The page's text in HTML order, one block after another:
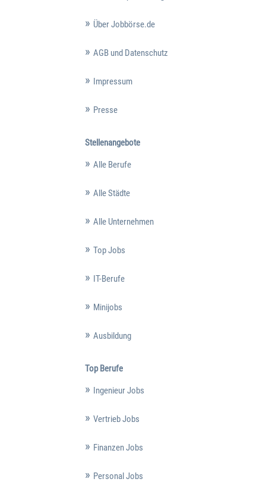
Über Jobbörse.de
AGB und Datenschutz
Impressum
Presse
Stellenangebote
Alle Berufe
Alle Städte
Alle Unternehmen
Top Jobs
IT-Berufe
Minijobs
Ausbildung
Top Berufe
Ingenieur Jobs
Vertrieb Jobs
Finanzen Jobs
Personal Jobs